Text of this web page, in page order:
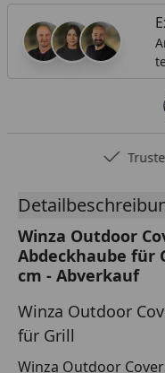
Winza Outdoor
Abdeckhaube für
cm - Abverkauf
Winza Outdoor
für Grill
Winza Outdoor